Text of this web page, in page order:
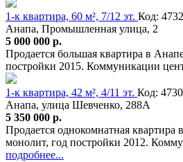
1-к квартира, 60 м², 7/12 эт. Код:
Анапа, Промышленная улица, 2
5 000 000 р.
Продается большая квартира в
постройки 2015. Коммуникации
1-к квартира, 42 м², 4/11 эт. Код:
Анапа, улица Шевченко, 288А
5 350 000 р.
Продается однокомнатная
монолит, год постройки 2012.
подробнее...